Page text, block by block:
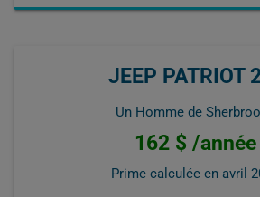
JEEP PATRIOT
Un Homme de
162 $ /année
Prime calculée en avril